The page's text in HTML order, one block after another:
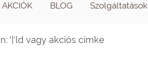
AKCIÓK BLOG Szolgáltatások
'|'ld vagy akciós címke